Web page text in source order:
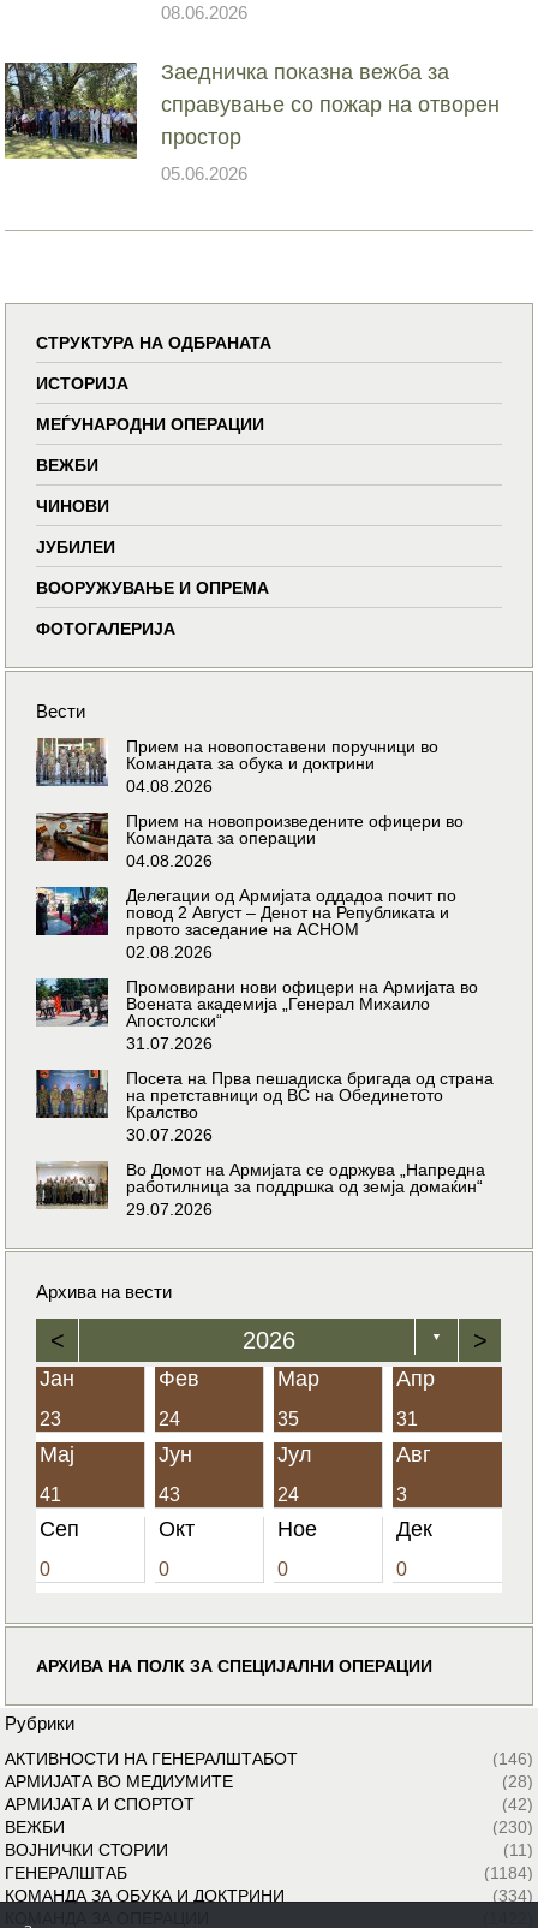
08.06.2026
Заедничка показна вежба за
справување со пожар на отворен
простор
05.06.2026
СТРУКТУРА НА ОДБРАНАТА
ИСТОРИЈА
МЕЃУНАРОДНИ ОПЕРАЦИИ
ВЕЖБИ
ЧИНОВИ
ЈУБИЛЕИ
ВООРУЖУВАЊЕ И ОПРЕМА
ФОТОГАЛЕРИЈА
Вести
Прием на новопоставени поручници во
Командата за обука и доктрини
04.08.2026
Прием на новопроизведените офицери во
Командата за операции
04.08.2026
Делегации од Армијата оддадоа почит по
повод 2 Август – Денот на Републиката и
првото заседание на АСНОМ
02.08.2026
Промовирани нови офицери на Армијата во
Воената академија „Генерал Михаило
Апостолски“
31.07.2026
Посета на Прва пешадиска бригада од страна
на претставници од ВС на Обединетото
Кралство
30.07.2026
Во Домот на Армијата се одржува „Напредна
работилница за поддршка од земја домаќин“
29.07.2026
Архива на вести
< 2026 ▼ >
Јан
23
Фев
24
Мар
35
Апр
31
Мај
41
Јун
43
Јул
24
Авг
3
Сеп
0
Окт
0
Ное
0
Дек
0
АРХИВА НА ПОЛК ЗА СПЕЦИЈАЛНИ ОПЕРАЦИИ
Рубрики
АКТИВНОСТИ НА ГЕНЕРАЛШТАБОТ
(146)
АРМИЈАТА ВО МЕДИУМИТЕ
(28)
АРМИЈАТА И СПОРТОТ
(42)
ВЕЖБИ
(230)
ВОЈНИЧКИ СТОРИИ
(11)
ГЕНЕРАЛШТАБ
(1184)
КОМАНДА ЗА ОБУКА И ДОКТРИНИ
(334)